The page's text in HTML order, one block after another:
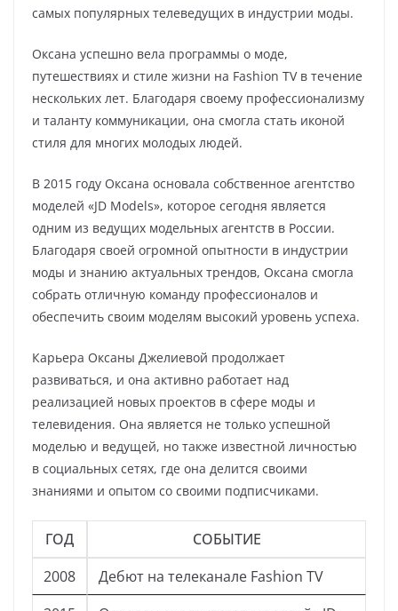
самых популярных телеведущих в индустрии моды.
Оксана успешно вела программы о моде,
путешествиях и стиле жизни на Fashion TV в течение
нескольких лет. Благодаря своему профессионализму
и таланту коммуникации, она смогла стать иконой
стиля для многих молодых людей.
В 2015 году Оксана основала собственное агентство
моделей «JD Models», которое сегодня является
одним из ведущих модельных агентств в России.
Благодаря своей огромной опытности в индустрии
моды и знанию актуальных трендов, Оксана смогла
собрать отличную команду профессионалов и
обеспечить своим моделям высокий уровень успеха.
Карьера Оксаны Джелиевой продолжает
развиваться, и она активно работает над
реализацией новых проектов в сфере моды и
телевидения. Она является не только успешной
моделью и ведущей, но также известной личностью
в социальных сетях, где она делится своими
знаниями и опытом со своими подписчиками.
ГОД
СОБЫТИЕ
2008
Дебют на телеканале Fashion TV